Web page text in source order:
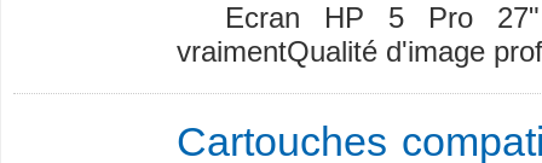
Ecran HP 5 Pro 27"
vraimentQualité d'image
Cartouches